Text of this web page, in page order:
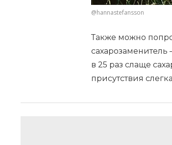
@hannastefansson
Также можно
сахарозаменитель
в 25 раз слаще
присутствия